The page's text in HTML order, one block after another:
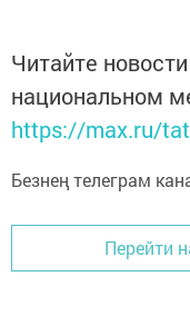
Читайте
национальном
https://max.ru/
Безнең телеграм
Перейти